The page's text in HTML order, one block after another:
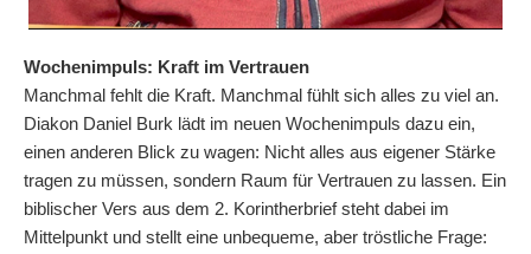
Wochenimpuls: Kraft im Vertrauen
Manchmal fehlt die Kraft. Manchmal fühlt sich alles zu viel an.
Diakon Daniel Burk lädt im neuen Wochenimpuls dazu ein,
einen anderen Blick zu wagen: Nicht alles aus eigener Stärke
tragen zu müssen, sondern Raum für Vertrauen zu lassen. Ein
biblischer Vers aus dem 2. Korintherbrief steht dabei im
Mittelpunkt und stellt eine unbequeme, aber tröstliche Frage: